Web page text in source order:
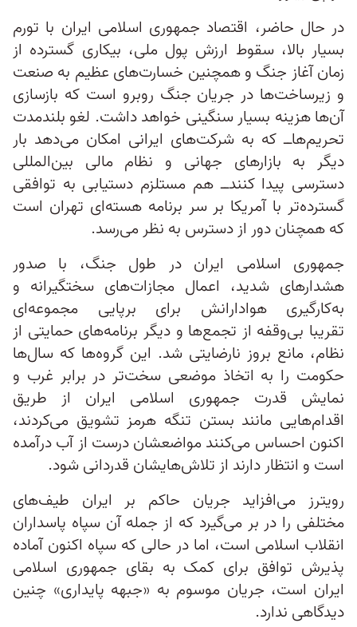
در حال حاضر، اقتصاد جمهوری اسلامی ایران با تورم
بسیار بالا، سقوط ارزش پول ملی، بیکاری گسترده از
زمان آغاز جنگ و همچنین خسارت‌های عظیم به صنعت
و زیرساخت‌ها در جریان جنگ روبرو است که بازسازی
آن‌ها هزینه بسیار سنگینی خواهد داشت. لغو بلندمدت
تحریم‌ها‌ــ که به شرکت‌های ایرانی امکان می‌دهد بار
دیگر به بازارهای جهانی و نظام مالی بین‌المللی
دسترسی پیدا کنندــ هم مستلزم دستیابی به توافقی
گسترده‌تر با آمریکا بر سر برنامه هسته‌ای تهران است
که همچنان دور از دسترس به نظر می‌رسد.
جمهوری اسلامی ایران در طول جنگ، با صدور
هشدارهای شدید، اعمال مجازات‌های سختگیرانه و
به‌کارگیری هوادارانش برای برپایی مجموعه‌ای
تقریبا بی‌وقفه از تجمع‌ها و دیگر برنامه‌های حمایتی از
نظام، مانع بروز نارضایتی شد. این گروه‌ها که سال‌ها
حکومت را به اتخاذ موضعی سخت‌تر در برابر غرب و
نمایش قدرت جمهوری اسلامی ایران از طریق
اقدام‌هایی مانند بستن تنگه هرمز تشویق می‌کردند،
اکنون احساس می‌کنند مواضعشان درست از آب درآمده
است و انتظار دارند از تلاش‌هایشان قدردانی شود.
رویترز می‌افزاید جریان حاکم بر ایران طیف‌های
مختلفی را در بر می‌گیرد که از جمله آن سپاه پاسداران
انقلاب اسلامی است، اما در حالی که سپاه اکنون آماده
پذیرش توافق برای کمک به بقای جمهوری اسلامی
ایران است، جریان موسوم به «جبهه پایداری» چنین
دیدگاهی ندارد.